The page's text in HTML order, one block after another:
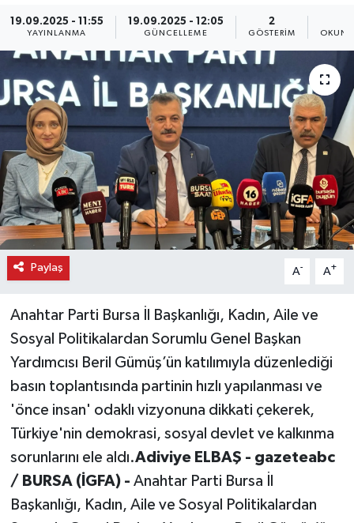
19.09.2025 - 11:55
YAYINLANMA
19.09.2025 - 12:05
GÜNCELLEME
2
GÖSTERIM
Paylaş A- A+
Anahtar Parti Bursa İl Başkanlığı, Kadın, Aile ve
Sosyal Politikalardan Sorumlu Genel Başkan
Yardımcısı Beril Gümüş’ün katılımıyla düzenlediği
basın toplantısında partinin hızlı yapılanması ve
'önce insan' odaklı vizyonuna dikkati çekerek,
Türkiye'nin demokrasi, sosyal devlet ve kalkınma
sorunlarını ele aldı.Adiviye ELBAŞ - gazeteabc
/ BURSA (İGFA) - Anahtar Parti Bursa İl
Başkanlığı, Kadın, Aile ve Sosyal Politikalardan